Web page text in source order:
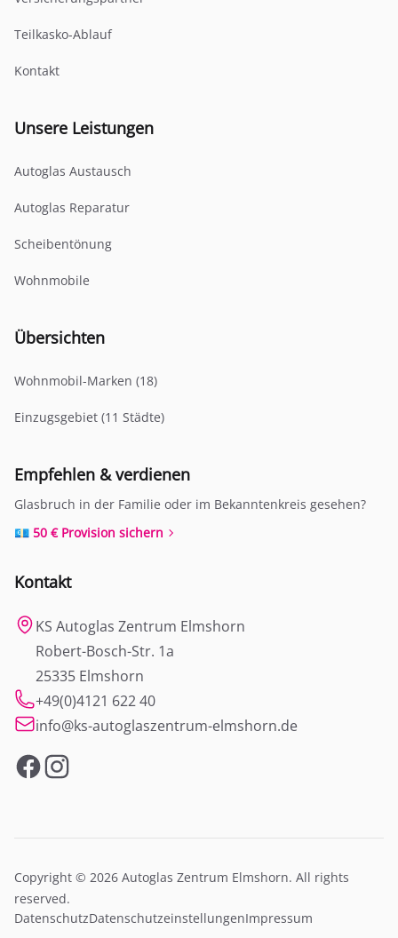
Teilkasko-Ablauf
Kontakt
Unsere Leistungen
Autoglas Austausch
Autoglas Reparatur
Scheibentönung
Wohnmobile
Übersichten
Wohnmobil-Marken (18)
Einzugsgebiet (11 Städte)
Empfehlen & verdienen
Glasbruch in der Familie oder im Bekanntenkreis gesehen?
💶 50 € Provision sichern
Kontakt
KS Autoglas Zentrum Elmshorn
Robert-Bosch-Str. 1a
25335 Elmshorn
+49(0)4121 622 40
info@ks-autoglaszentrum-elmshorn.de
FacebookInstagram
Copyright © 2026 Autoglas Zentrum Elmshorn. All rights
reserved.
DatenschutzDatenschutzeinstellungenImpressum